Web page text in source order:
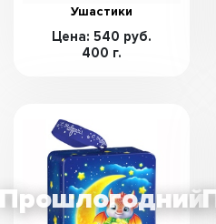
Ушастики
Цена: 540 руб.
400 г.